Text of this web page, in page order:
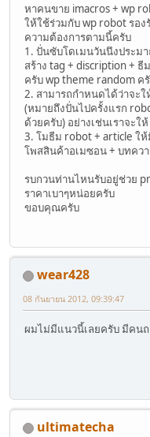
หาคนขาย imacros + wp
ให้ใช้ร่วมกับ wp robot รอ
ความต้องการตามนี้ครับ
1. ปั่นซับโดเมนวันนึงประม
สร้าง tag + discription + ธี
ครับ wp theme random ค
2. สามารถกำหนดได้ว่าจะ
(หมายถึงปั่นไปครั้งแรก
ด้วยครับ) อย่างเช่นเราจะ
3. โมธีม robot + article ใ
โพสสินค้าอเมซอน + บทคว
รบกวนท่านไหนรับอยู่ช่วย
ราคาเบาๆหน่อยครับ
ขอบคุณครับ
wear428
08 กันยายน 2012, 09:39:47
ผมไม่มีแนวนี้เลยครับ มีคน
ultimatecha